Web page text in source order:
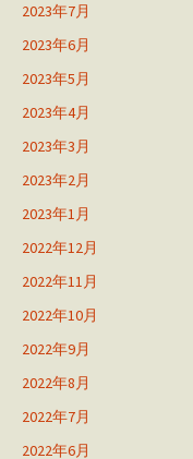
2023年7月
2023年6月
2023年5月
2023年4月
2023年3月
2023年2月
2023年1月
2022年12月
2022年11月
2022年10月
2022年9月
2022年8月
2022年7月
2022年6月